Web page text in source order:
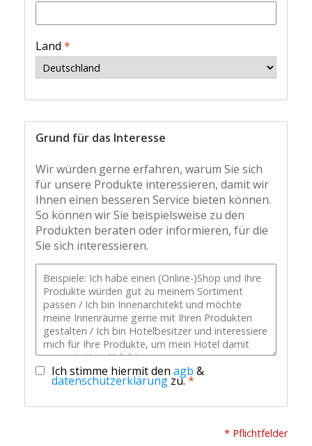
Land *
Grund für das Interesse
Wir würden gerne erfahren, warum Sie sich
für unsere Produkte interessieren, damit wir
Ihnen einen besseren Service bieten können.
So können wir Sie beispielsweise zu den
Produkten beraten oder informieren, für die
Sie sich interessieren.
Ich stimme hiermit den agb &
datenschutzerklärung zu.*
* Pflichtfelder